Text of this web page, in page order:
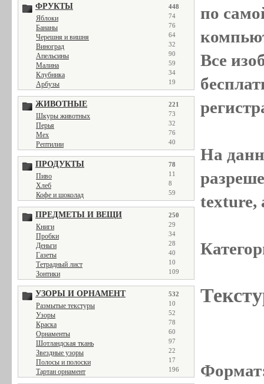
ФРУКТЫ 448
Яблоки 74
Бананы 76
Черешня и вишня 64
Виноград 32
Апельсины 90
Малина 59
Клубника 34
Арбузы 19
ЖИВОТНЫЕ 221
Шкуры животных 73
Перья 32
Мех 76
Рептилии 40
ПРОДУКТЫ 78
Пиво 11
Хлеб 8
Кофе и шоколад 59
ПРЕДМЕТЫ И ВЕЩИ 250
Книги 29
Пробки 34
Деньги 28
Газеты 40
Тетрадный лист 10
Зонтики 109
УЗОРЫ И ОРНАМЕНТ 532
Размытые текстуры 10
Узоры 52
Краска 78
Орнаменты 60
Шотландская ткань 97
Звездные узоры 22
Полосы и полоски 17
Тартан орнамент 196
по
Все
На
texture,